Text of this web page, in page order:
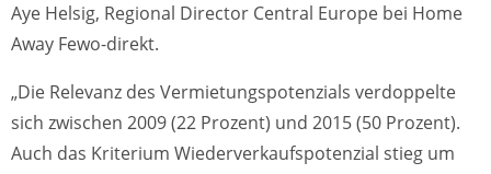
Aye Helsig, Regional Director Central Europe bei Home
Away Fewo-direkt.
„Die Relevanz des Vermietungspotenzials verdoppelte
sich zwischen 2009 (22 Prozent) und 2015 (50 Prozent).
Auch das Kriterium Wiederverkaufspotenzial stieg um